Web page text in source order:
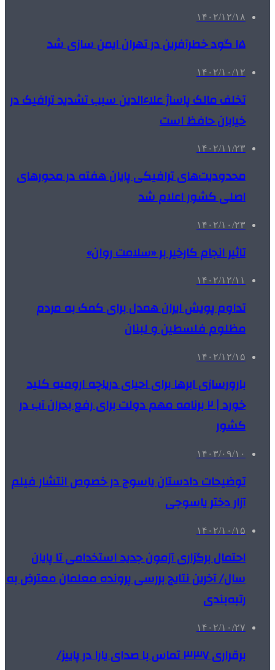
۱۴۰۲/۱۲/۱۸
۱۵ گود خطرآفرین در تهران ایمن سازی شد
۱۴۰۲/۱۰/۱۲
تخلف مالک پاساژ علاءالدین سبب تشدید ترافیک در
خیابان حافظ است
۱۴۰۲/۱۱/۲۳
محدودیت‌های ترافیکی پایان هفته در محورهای
اصلی کشور اعلام شد
۱۴۰۲/۱۰/۲۳
تاثیر انجام کارخیر بر «سلامت روان»
۱۴۰۲/۱۲/۱۱
تداوم پویش ایران همدل برای کمک به مردم
مظلوم فلسطین و لبنان
۱۴۰۲/۱۲/۱۵
بارورسازی ابرها برای احیای دریاچه ارومیه کلید
خورد | ۲ برنامه مهم دولت برای رفع بحران آب در
کشور
۱۴۰۳/۰۹/۱۰
توضیحات دادستان یاسوج در خصوص انتشار فیلم
آزار دختر یاسوجی
۱۴۰۲/۱۰/۱۵
احتمال برگزاری آزمون جدید استخدامی تا پایان
سال/ آخرین نتایج بررسی پرونده معلمان معترض به
رتبه‌بندی
۱۴۰۲/۱۰/۲۷
برقراری ۳۳۷ تماس با صدای یارا در پاییز/